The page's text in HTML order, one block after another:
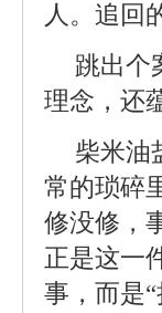
人。追回
跳出个
理念，还
柴米油
常的琐碎
修没修，
正是这一
事，而是